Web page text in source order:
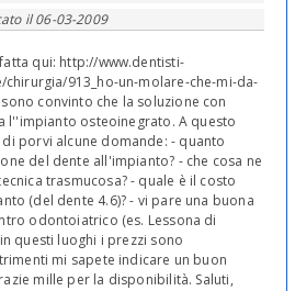
il06-03-2009
qui: http://www.dentisti-
913_ho-un-molare-che-mi-da-
convinto che la soluzione con
l''impianto osteoinegrato. A questo
porvi alcune domande: - quanto
del dente all'impianto? - che cosa ne
trasmucosa? - quale è il costo
(del dente 4.6)? - vi pare una buona
odontoiatrico (es. Lessona di
questi luoghi i prezzi sono
mi sapete indicare un buon
mille per la disponibilità. Saluti,